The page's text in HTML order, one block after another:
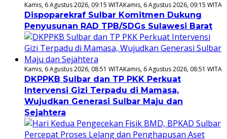
Kamis, 6 Agustus 2026, 09:15 WITAKamis, 6 Agustus 2026, 09:15 WITA
Dispoparekraf Sulbar Komitmen Dukung
Penyusunan RAD TPB/SDGs Sulawesi Barat
Kamis, 6 Agustus 2026, 08:51 WITAKamis, 6 Agustus 2026, 08:51 WITA
DKPPKB Sulbar dan TP PKK Perkuat
Intervensi Gizi Terpadu di Mamasa,
Wujudkan Generasi Sulbar Maju dan
Sejahtera